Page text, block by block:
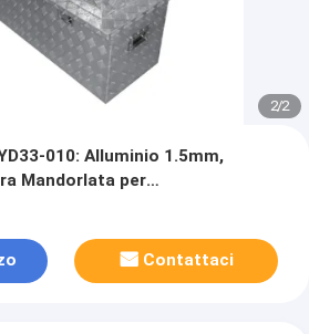
2/2
010: Alluminio 1.5mm,
Mandorlata per
Contattaci